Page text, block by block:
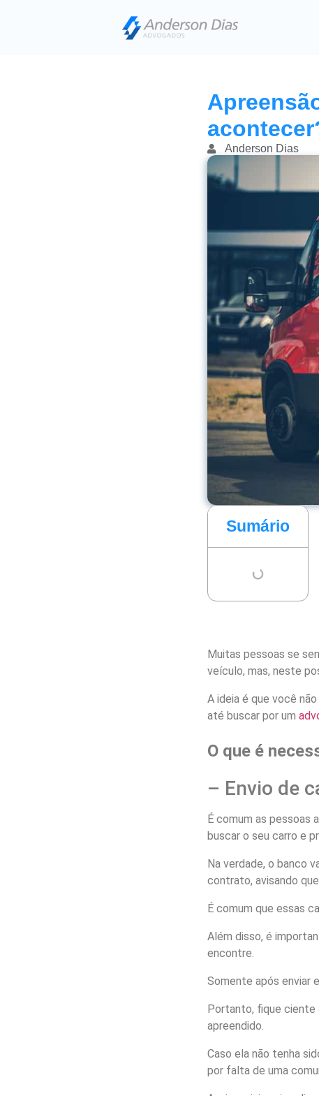
Anderson Dias
Sumário
Muitas pessoas se
veículo, mas, neste
A ideia é que você
até buscar por um
O que é
– Envio de
É comum as pessoas
buscar o seu carro e
Na verdade, o banco
contrato, avisando
É comum que essas
Além disso, é
encontre.
Somente após enviar
Portanto, fique ciente
apreendido.
Caso ela não tenha
por falta de uma